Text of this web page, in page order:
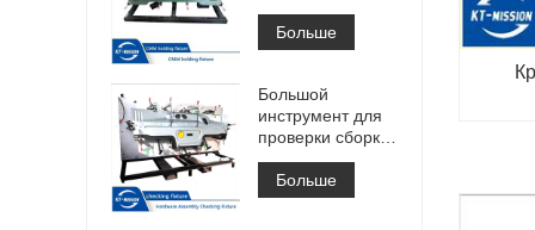
Больше
Большой
инструмент для
проверки сборки
оборудования
Больше